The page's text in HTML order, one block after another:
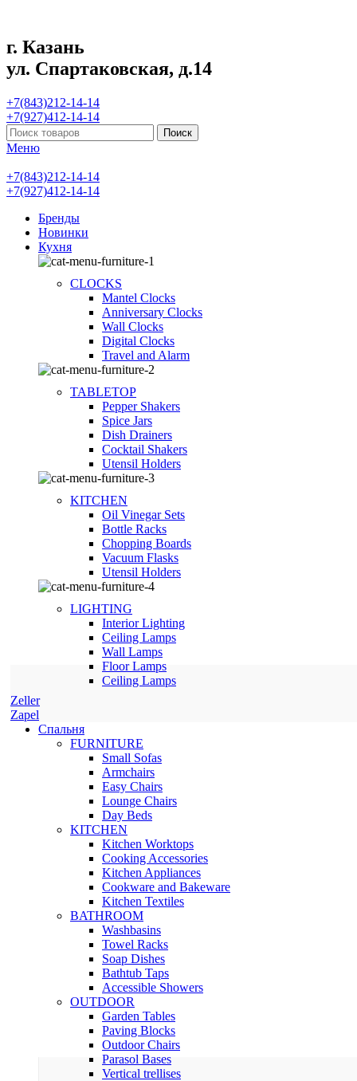
г. Казань
ул. Спартаковская, д.14
+7(843)212-14-14
+7(927)412-14-14
Поиск
Меню
+7(843)212-14-14
+7(927)412-14-14
Бренды
Новинки
Кухня
CLOCKS
Mantel Clocks
Anniversary Clocks
Wall Clocks
Digital Clocks
Travel and Alarm
TABLETOP
Pepper Shakers
Spice Jars
Dish Drainers
Сocktail Shakers
Utensil Holders
KITCHEN
Oil Vinegar Sets
Bottle Racks
Chopping Boards
Vacuum Flasks
Utensil Holders
LIGHTING
Interior Lighting
Ceiling Lamps
Wall Lamps
Floor Lamps
Ceiling Lamps
Zeller
Zapel
Спальня
FURNITURE
Small Sofas
Armchairs
Easy Chairs
Lounge Chairs
Day Beds
KITCHEN
Kitchen Worktops
Cooking Accessories
Kitchen Appliances
Cookware and Bakeware
Kitchen Textiles
BATHROOM
Washbasins
Towel Racks
Soap Dishes
Bathtub Taps
Accessible Showers
OUTDOOR
Garden Tables
Paving Blocks
Outdoor Chairs
Parasol Bases
Vertical trellises